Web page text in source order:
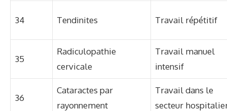
34 Tendinites Travail répétitif
35
Radiculopathie
cervicale
Travail manuel
intensif
36
Cataractes par
rayonnement
Travail dans le
secteur